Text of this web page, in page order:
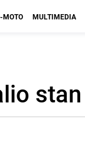
MOTO MULTIMEDIA
stan